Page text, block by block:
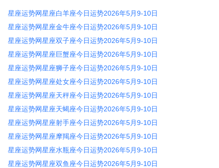
星座运势网星座白羊座今日运势2026年5月9-10日
星座运势网星座金牛座今日运势2026年5月9-10日
星座运势网星座双子座今日运势2026年5月9-10日
星座运势网星座巨蟹座今日运势2026年5月9-10日
星座运势网星座狮子座今日运势2026年5月9-10日
星座运势网星座处女座今日运势2026年5月9-10日
星座运势网星座天秤座今日运势2026年5月9-10日
星座运势网星座天蝎座今日运势2026年5月9-10日
星座运势网星座射手座今日运势2026年5月9-10日
星座运势网星座摩羯座今日运势2026年5月9-10日
星座运势网星座水瓶座今日运势2026年5月9-10日
星座运势网星座双鱼座今日运势2026年5月9-10日